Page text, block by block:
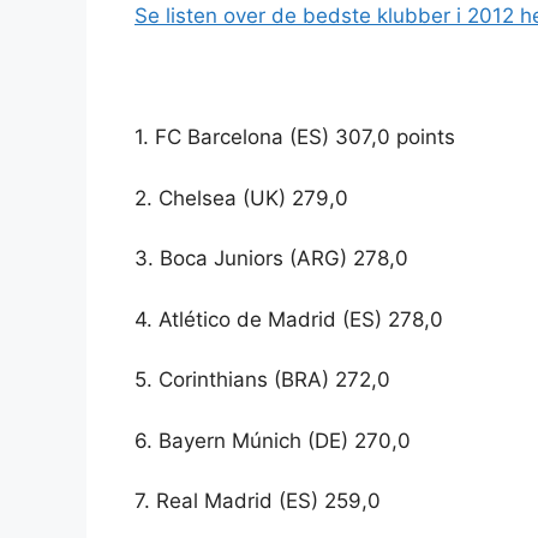
Se listen over de bedste klubber i 2012
1. FC Barcelona (ES) 307,0 points
2. Chelsea (UK) 279,0
3. Boca Juniors (ARG) 278,0
4. Atlético de Madrid (ES) 278,0
5. Corinthians (BRA) 272,0
6. Bayern Múnich (DE) 270,0
7. Real Madrid (ES) 259,0